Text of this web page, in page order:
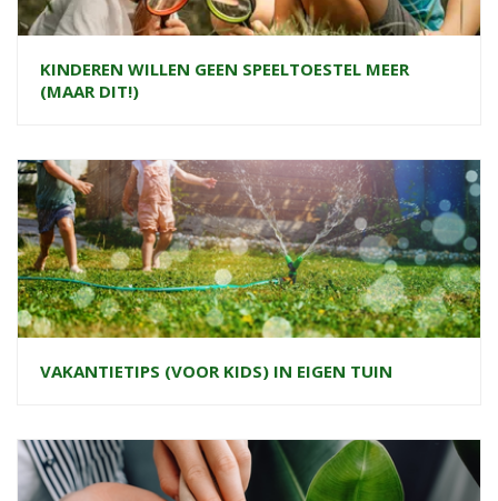
KINDEREN WILLEN GEEN SPEELTOESTEL MEER
(MAAR DIT!)
VAKANTIETIPS (VOOR KIDS) IN EIGEN TUIN